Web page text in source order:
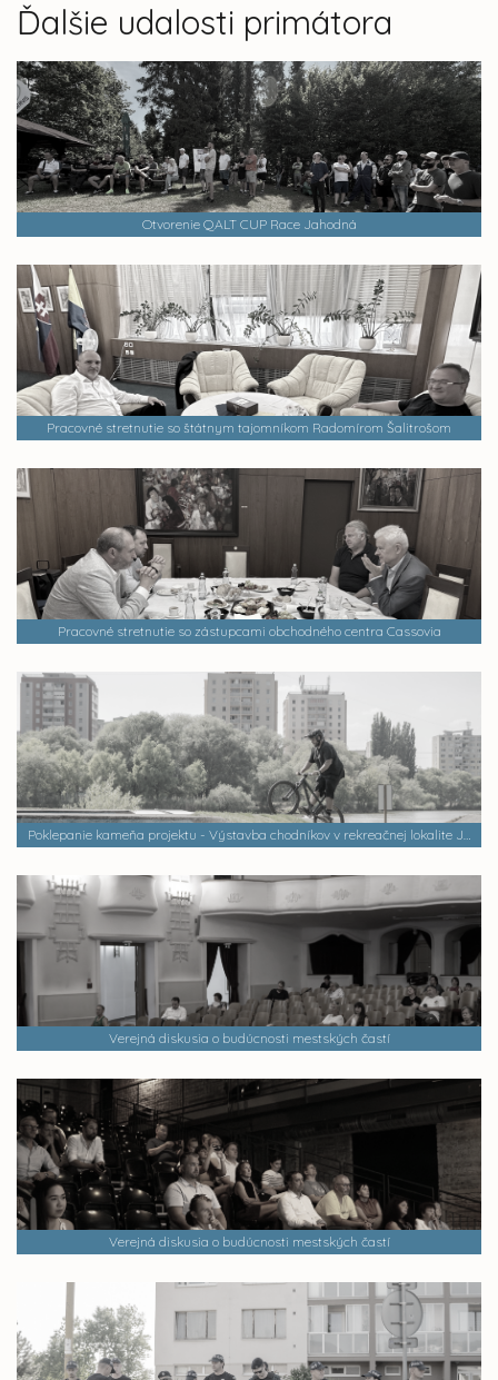
Ďalšie udalosti primátora
Otvorenie QALT CUP Race Jahodná
Pracovné stretnutie so štátnym tajomníkom Radomírom Šalitrošom
Pracovné stretnutie so zástupcami obchodného centra Cassovia
Poklepanie kameňa projektu - Výstavba chodníkov v rekreačnej lokalite Jazero
Verejná diskusia o budúcnosti mestských častí
Verejná diskusia o budúcnosti mestských častí